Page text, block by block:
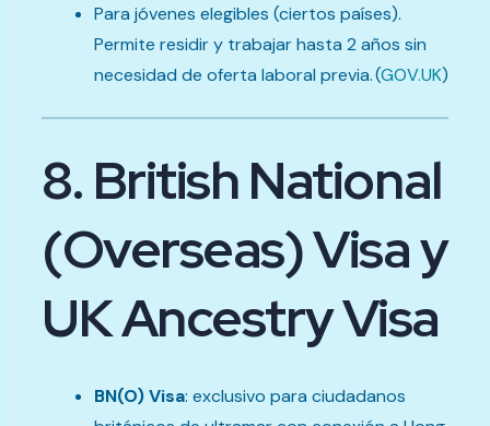
Para jóvenes elegibles (ciertos países).
Permite residir y trabajar hasta 2 años sin
necesidad de oferta laboral previa. (GOV.UK)
8. British National
(Overseas) Visa y
UK Ancestry Visa
BN(O) Visa: exclusivo para ciudadanos